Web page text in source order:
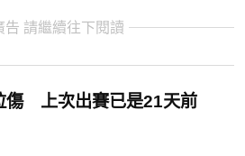
告 請繼續往下閱讀
傷 上次出賽已是21天前